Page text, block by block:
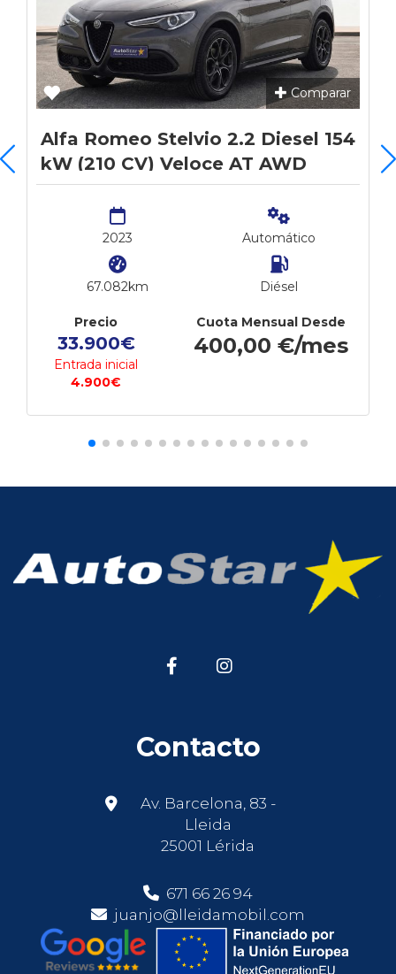
Comparar
Alfa Romeo Stelvio 2.2 Diesel 154
kW (210 CV) Veloce AT AWD
2023
67.082km
Automático
Diésel
Precio
33.900€
Entrada inicial
4.900€
Cuota Mensual Desde
400,00 €/mes
Contacto
Av. Barcelona, 83 -
Lleida
25001 Lérida
671 66 26 94
juanjo@lleidamobil.com